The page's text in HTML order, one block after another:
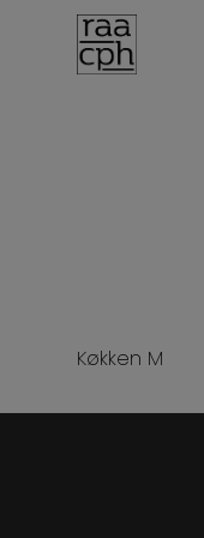
BOOK MØDE
Køkken M